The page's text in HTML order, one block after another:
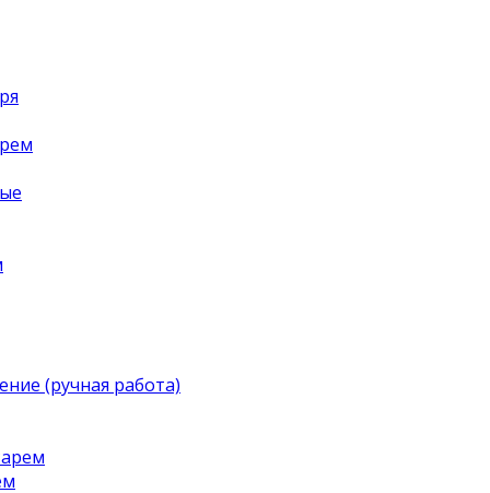
(ручная работа)